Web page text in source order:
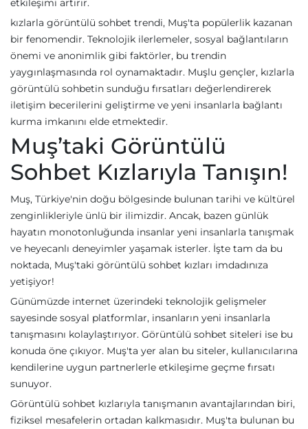
etkileşimi artırır.
kızlarla görüntülü sohbet trendi, Muş'ta popülerlik kazanan
bir fenomendir. Teknolojik ilerlemeler, sosyal bağlantıların
önemi ve anonimlik gibi faktörler, bu trendin
yaygınlaşmasında rol oynamaktadır. Muşlu gençler, kızlarla
görüntülü sohbetin sunduğu fırsatları değerlendirerek
iletişim becerilerini geliştirme ve yeni insanlarla bağlantı
kurma imkanını elde etmektedir.
Muş’taki Görüntülü
Sohbet Kızlarıyla Tanışın!
Muş, Türkiye'nin doğu bölgesinde bulunan tarihi ve kültürel
zenginlikleriyle ünlü bir ilimizdir. Ancak, bazen günlük
hayatın monotonluğunda insanlar yeni insanlarla tanışmak
ve heyecanlı deneyimler yaşamak isterler. İşte tam da bu
noktada, Muş'taki görüntülü sohbet kızları imdadınıza
yetişiyor!
Günümüzde internet üzerindeki teknolojik gelişmeler
sayesinde sosyal platformlar, insanların yeni insanlarla
tanışmasını kolaylaştırıyor. Görüntülü sohbet siteleri ise bu
konuda öne çıkıyor. Muş'ta yer alan bu siteler, kullanıcılarına
kendilerine uygun partnerlerle etkileşime geçme fırsatı
sunuyor.
Görüntülü sohbet kızlarıyla tanışmanın avantajlarından biri,
fiziksel mesafelerin ortadan kalkmasıdır. Muş'ta bulunan bu